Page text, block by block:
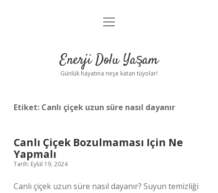
Anasayfa
Yasal Uyarı
menüyü
Enerji Dolu Yaşam
Günlük hayatına neşe katan tüyolar!
Etiket: Canlı çiçek uzun süre nasıl dayanır
Canlı Çiçek Bozulmaması Için Ne
Yapmalı
Tarih: Eylül 19, 2024
Canlı çiçek uzun süre nasıl dayanır? Suyun temizliği